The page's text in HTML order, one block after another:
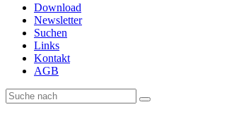
Download
Newsletter
Suchen
Links
Kontakt
AGB